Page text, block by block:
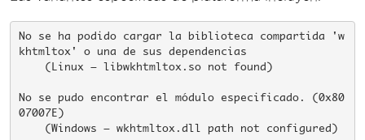
No se ha podido cargar la biblioteca compartida 'w
khtmltox' o una de sus dependencias
No se pudo encontrar el módulo especificado. (0x80
07007E)